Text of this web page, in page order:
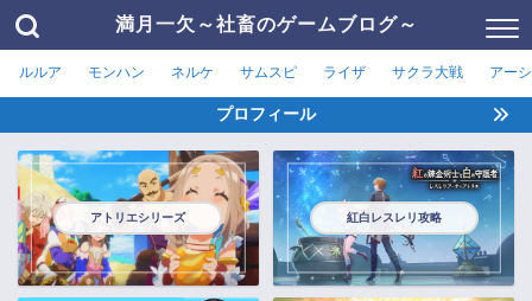
満月一欠～社畜のゲームブログ～
ルルア モンハン ネルケ サムスピ ライザ サクラ大戦 アー
プロフィール
アトリエシリーズ 紅白レスレリ攻略